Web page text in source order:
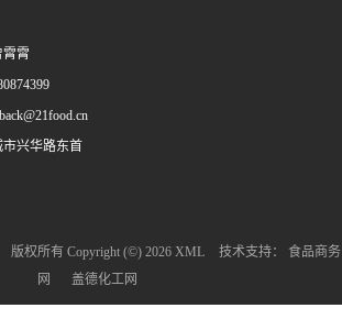
霄
兴华路东首
版权所有 Copyright (©) 2026 XML 技术支持： 食品商务
网
盖德化工网